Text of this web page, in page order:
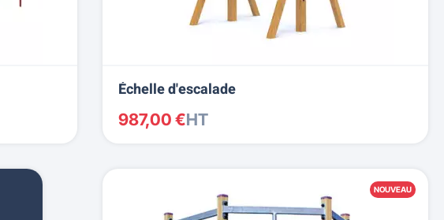
Échelle d'escalade
987,00 €HT
NOUVEAU